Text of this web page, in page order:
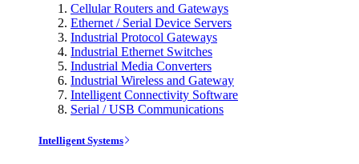
Cellular Routers and Gateways
Ethernet / Serial Device Servers
Industrial Protocol Gateways
Industrial Ethernet Switches
Industrial Media Converters
Industrial Wireless and Gateway
Intelligent Connectivity Software
Serial / USB Communications
Intelligent Systems